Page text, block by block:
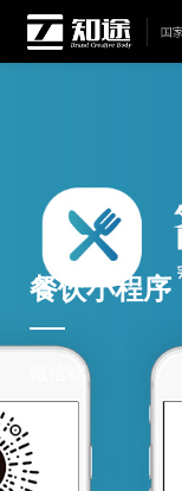
餐饮小程序
微信端